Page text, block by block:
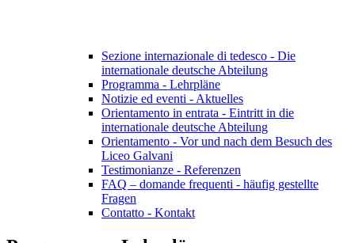
Sezione internazionale di tedesco - Die
internationale deutsche Abteilung
Programma - Lehrpläne
Notizie ed eventi - Aktuelles
Orientamento in entrata - Eintritt in die
internationale deutsche Abteilung
Orientamento - Vor und nach dem Besuch des
Liceo Galvani
Testimonianze - Referenzen
FAQ – domande frequenti - häufig gestellte
Fragen
Contatto - Kontakt